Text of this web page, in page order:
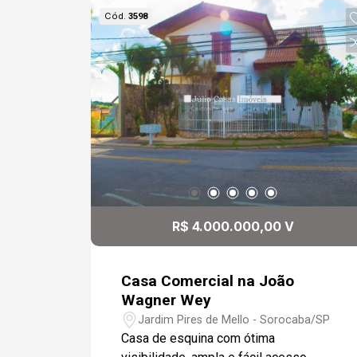
área gourmet com churrasqueira, pia,
casa toda com excelente acabamento.
Cód. 3598
R$ 4.000.000,00 V
Casa Comercial na João
Wagner Wey
Jardim Pires de Mello - Sorocaba/SP
Casa de esquina com ótima